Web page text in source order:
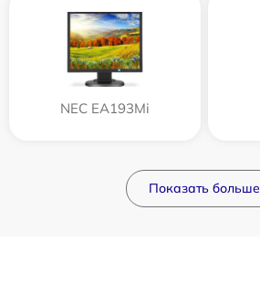
NEC EA193Mi
Показать больше